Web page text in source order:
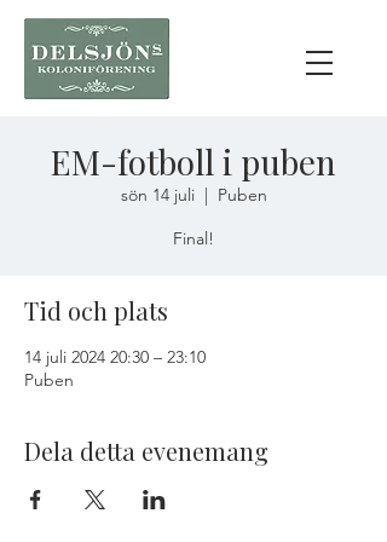
EM-fotboll i puben
sön 14 juli
  |
Puben
Final!
Tid och plats
14 juli 2024 20:30 – 23:10
Puben
Dela detta evenemang